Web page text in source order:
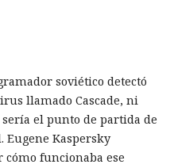
soviético detectó
llamado Cascade, ni
el punto de partida de
Kaspersky
funcionaba ese